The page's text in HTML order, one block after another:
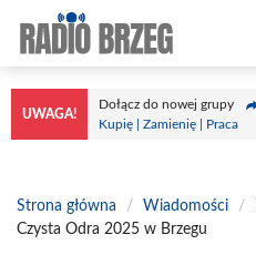
treści
UWAGA!
Dołącz do nowej grupy
Kupię | Zamienię | Praca
Strona główna / Wiadomości /
Czysta Odra 2025 w Brzegu